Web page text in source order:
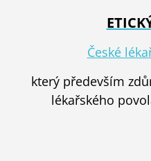
České
který především
lékařského